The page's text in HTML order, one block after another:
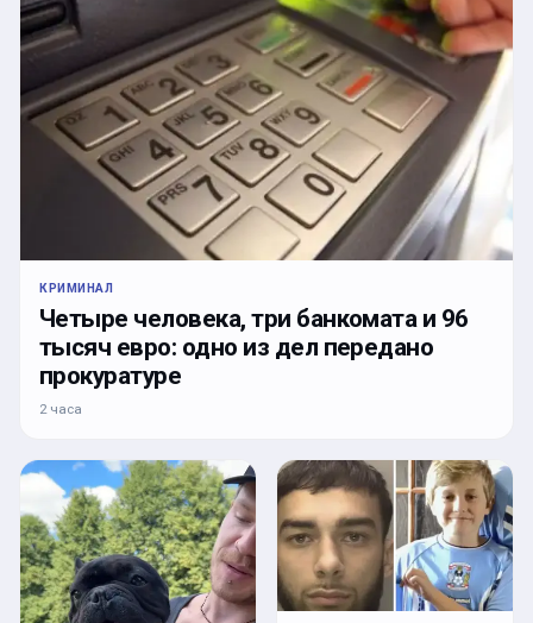
КРИМИНАЛ
Четыре человека, три банкомата и 96
тысяч евро: одно из дел передано
прокуратуре
2 часа